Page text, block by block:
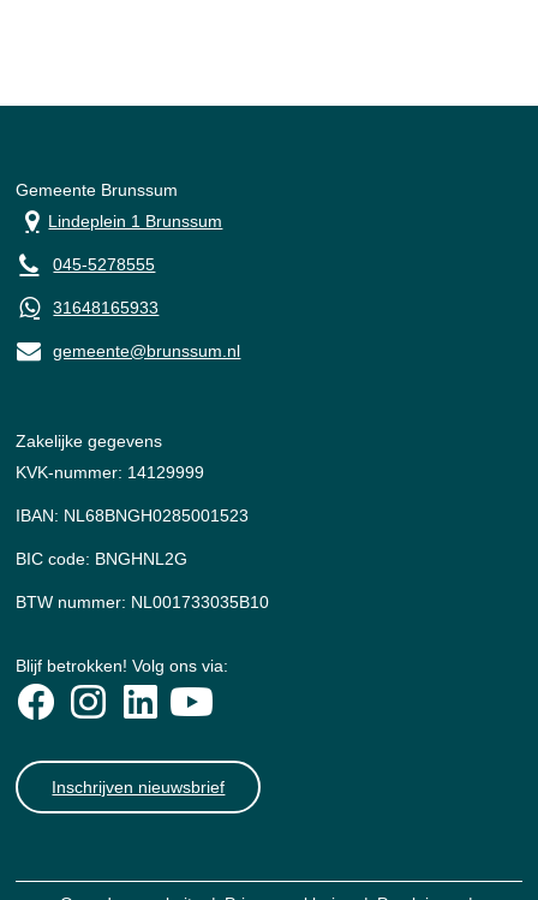
Gemeente Brunssum
Lindeplein 1 Brunssum
045-5278555
31648165933
gemeente@brunssum.nl
Zakelijke gegevens
KVK-nummer: 14129999
IBAN: NL68BNGH0285001523
BIC code: BNGHNL2G
BTW nummer: NL001733035B10
Blijf betrokken! Volg ons via:
Inschrijven nieuwsbrief